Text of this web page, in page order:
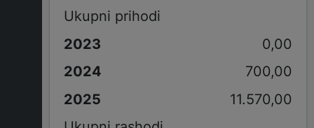
Ukupni prihodi
0,00
700,00
11.570,00